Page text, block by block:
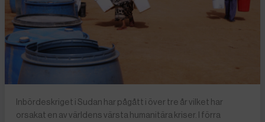
Inbördeskriget i Sudan har pågått i över tre år vilket har
orsakat en av världens värsta humanitära kriser. I förra